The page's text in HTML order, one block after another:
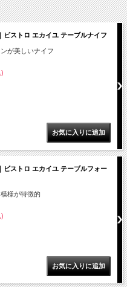
ビストロ エカイユ テーブルナイフ
が美しいナイフ
ビストロ エカイユ テーブルフォー
様が特徴的